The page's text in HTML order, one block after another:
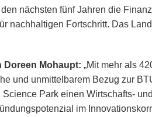
nächsten fünf Jahren die
nachhaltigen Fortschritt. Das
Doreen Mohaupt: „Mit mehr als
und unmittelbarem Bezug zur
Science Park einen Wirtschafts-
im